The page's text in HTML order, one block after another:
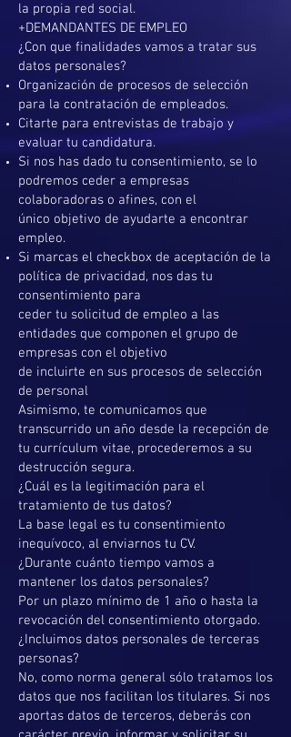
la propia red social.
+DEMANDANTES DE EMPLEO
¿Con que finalidades vamos a tratar sus
datos personales?
Organización de procesos de selección
para la contratación de empleados.
Citarte para entrevistas de trabajo y
evaluar tu candidatura.
Si nos has dado tu consentimiento, se lo
podremos ceder a empresas
colaboradoras o afines, con el
único objetivo de ayudarte a encontrar
empleo.
Si marcas el checkbox de aceptación de la
política de privacidad, nos das tu
consentimiento para
ceder tu solicitud de empleo a las
entidades que componen el grupo de
empresas con el objetivo
de incluirte en sus procesos de selección
de personal
Asimismo, te comunicamos que
transcurrido un año desde la recepción de
tu currículum vitae, procederemos a su
destrucción segura.
¿Cuál es la legitimación para el
tratamiento de tus datos?
La base legal es tu consentimiento
inequívoco, al enviarnos tu CV.
¿Durante cuánto tiempo vamos a
mantener los datos personales?
Por un plazo mínimo de 1 año o hasta la
revocación del consentimiento otorgado.
¿Incluimos datos personales de terceras
personas?
No, como norma general sólo tratamos los
datos que nos facilitan los titulares. Si nos
aportas datos de terceros, deberás con